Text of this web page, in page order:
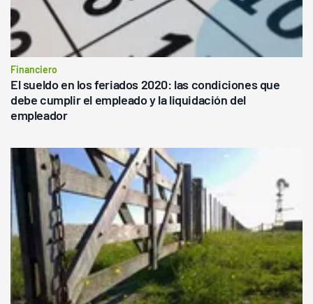
Financiero
El sueldo en los feriados 2020: las condiciones que
debe cumplir el empleado y la liquidación del
empleador